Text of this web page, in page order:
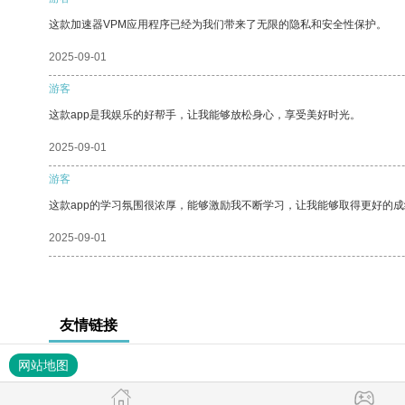
这款加速器VPM应用程序已经为我们带来了无限的隐私和安全性保护。
2025-09-01
游客
这款app是我娱乐的好帮手，让我能够放松身心，享受美好时光。
2025-09-01
游客
这款app的学习氛围很浓厚，能够激励我不断学习，让我能够取得更好的
2025-09-01
友情链接
网站地图